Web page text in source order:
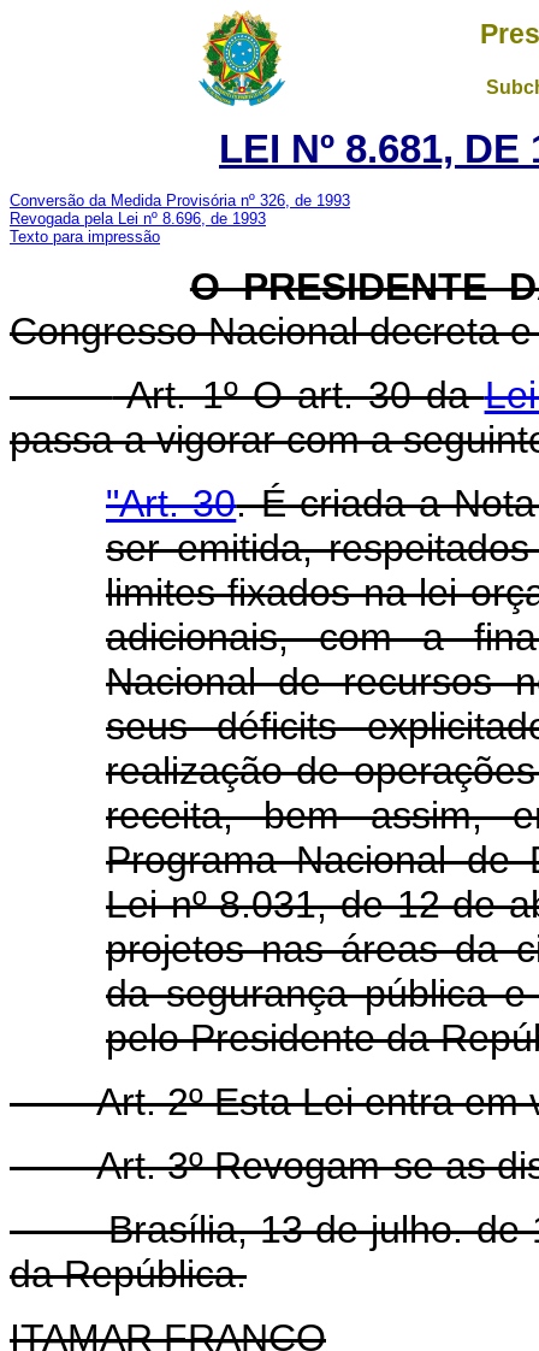
LEI Nº 8.681,
Conversão da Medida Provisória nº 326, de 1993
Revogada pela Lei nº 8.696, de 1993
Texto para impressão
O PRESIDENTE
Congresso Nacional decreta
Art. 1º O art. 30 da
passa a vigorar com a
"Art. 30. É criada a
ser emitida,
limites fixados na lei
adicionais, com a
Nacional de recursos
seus déficits
realização de
receita, bem assim,
Programa Nacional de
Lei nº 8.031, de 12 de
projetos nas áreas da
da segurança pública
pelo Presidente da
Art. 2º Esta Lei entra
Art. 3º Revogam-se as
Brasília, 13 de julho. de
da República.
ITAMAR FRANCO